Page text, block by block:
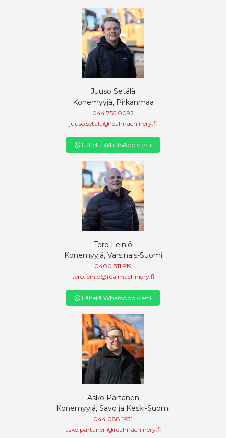
Juuso Setälä
Konemyyjä, Pirkanmaa
044 755 0092
juuso.setala@realmachinery.fi
Lähetä WhatsApp viesti
Tero Leiniö
Konemyyjä, Varsinais-Suomi
0400 311 919
tero.leinio@realmachinery.fi
Lähetä WhatsApp viesti
Asko Partanen
Konemyyjä, Savo ja Keski-Suomi
044 088 1931
asko.partanen@realmachinery.fi